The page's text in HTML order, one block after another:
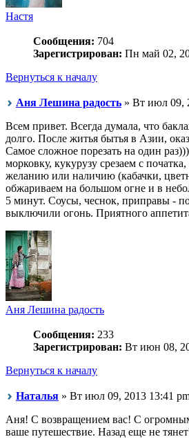
Настя
Сообщения: 704
Зарегистрирован: Пн май 02,
Вернуться к началу
Аня Лешина радость » Вт июл 09,
Всем привет. Всегда думала, что
долго. После житья бытья в Азии,
Самое сложное порезать на один
морковку, кукурузу срезаем с
желанию или наличию (кабачки,
обжариваем на большом огне и в
5 минут. Соусы, чеснок, приправы -
выключили огонь. Приятного
Аня Лешина радость
Сообщения: 233
Зарегистрирован: Вт июн 08,
Вернуться к началу
Наталья » Вт июл 09, 2013 13:41
Аня! С возвращением вас! С
ваше путешествие. Назад еще не